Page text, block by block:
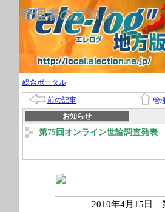
管理者のブログ
総合ポータル
前の記事 管
お知らせ
第75回オンライン世論調査発表
2010年4月15日